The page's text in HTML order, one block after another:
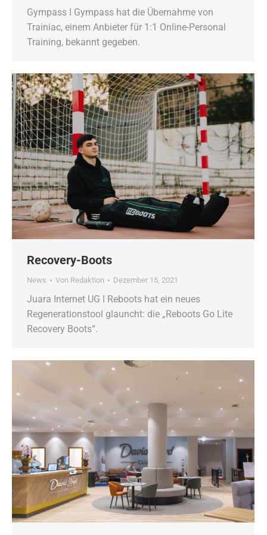
Gympass ǀ Gympass hat die Übernahme von
Trainiac, einem Anbieter für 1:1 Online-Personal
Training, bekannt gegeben.
Recovery-Boots
News Von Redaktion Dezember 15, 2021
Juara Internet UG ǀ Reboots hat ein neues
Regenerationstool glauncht: die „Reboots Go Lite
Recovery Boots“.